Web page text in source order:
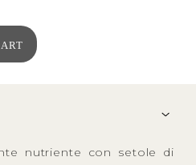
nutriente con setole di